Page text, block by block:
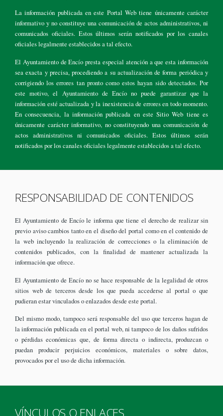
La información publicada en este Portal Web tiene únicamente carácter
informativo y no constituye una comunicación de actos administrativos, ni
comunicados oficiales. Estos últimos serán notificados por los canales
oficiales legalmente establecidos a tal efecto.
El Ayuntamiento de Encío presta especial atención a que esta información
sea exacta y precisa, procediendo a su actualización de forma periódica y
corrigiendo los errores tan pronto como estos hayan sido detectados. Por
este motivo, el Ayuntamiento de Encío no puede garantizar que la
información esté actualizada y la inexistencia de errores en todo momento.
En consecuencia, la información publicada en este Sitio Web tiene es
únicamente carácter informativo, no constituyendo una comunicación de
actos administrativos ni comunicados oficiales. Estos últimos serán
notificados por los canales oficiales legalmente establecidos a tal efecto.
RESPONSABILIDAD DE CONTENIDOS
El Ayuntamiento de Encío le informa que tiene el derecho de realizar sin
previo aviso cambios tanto en el diseño del portal como en el contenido de
la web incluyendo la realización de correcciones o la eliminación de
contenidos publicados, con la finalidad de mantener actualizada la
información que ofrece.
El Ayuntamiento de Encío no se hace responsable de la legalidad de otros
sitios web de terceros desde los que pueda accederse al portal o que
pudieran estar vinculados o enlazados desde este portal.
Del mismo modo, tampoco será responsable del uso que terceros hagan de
la información publicada en el portal web, ni tampoco de los daños sufridos
o pérdidas económicas que, de forma directa o indirecta, produzcan o
puedan producir perjuicios económicos, materiales o sobre datos,
provocados por el uso de dicha información.
VÍNCULOS O ENLACES